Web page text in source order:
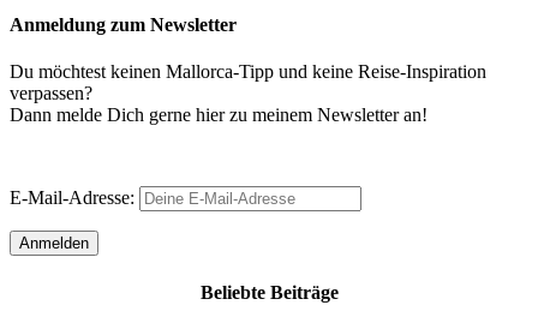
Anmeldung zum Newsletter
Du möchtest keinen Mallorca-Tipp und keine Reise-Inspiration
verpassen?
Dann melde Dich gerne hier zu meinem Newsletter an!
E-Mail-Adresse:
Beliebte Beiträge